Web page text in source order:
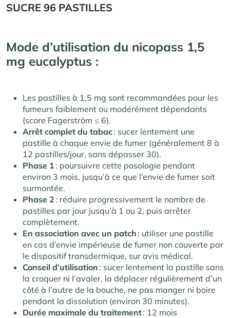
SUCRE 96 PASTILLES
Mode d’utilisation du nicopass 1,5
mg eucalyptus :
Les pastilles à 1,5 mg sont recommandées pour les
fumeurs faiblement ou modérément dépendants
(score Fagerström ≤ 6).
Arrêt complet du tabac: sucer lentement une
pastille à chaque envie de fumer (généralement 8 à
12 pastilles/jour, sans dépasser 30).
Phase 1 : poursuivre cette posologie pendant
environ 3 mois, jusqu’à ce que l’envie de fumer soit
surmontée.
Phase 2 : réduire progressivement le nombre de
pastilles par jour jusqu’à 1 ou 2, puis arrêter
complètement.
En association avec un patch : utiliser une pastille
en cas d’envie impérieuse de fumer non couverte par
le dispositif transdermique, sur avis médical.
Conseil d’utilisation : sucer lentement la pastille sans
la croquer ni l’avaler, la déplacer régulièrement d’un
côté à l’autre de la bouche, ne pas manger ni boire
pendant la dissolution (environ 30 minutes).
Durée maximale du traitement: 12 mois